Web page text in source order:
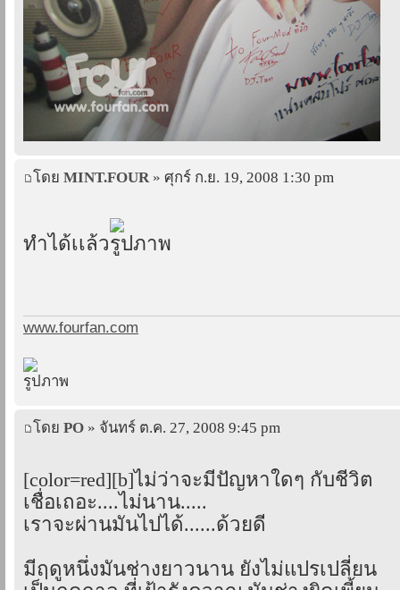
โดย MINT.FOUR » ศุกร์ ก.ย. 19, 2008 1:30 pm
ทำได้เเล้ว
www.fourfan.com
โดย PO » จันทร์ ต.ค. 27, 2008 9:45 pm
[color=red][b]ไม่ว่าจะมีปัญหาใดๆ กับชีวิต
เชื่อเถอะ....ไม่นาน.....
เราจะผ่านมันไปได้......ด้วยดี
มีฤดูหนึ่งมันช่างยาวนาน ยังไม่แปรเปลี่ยน